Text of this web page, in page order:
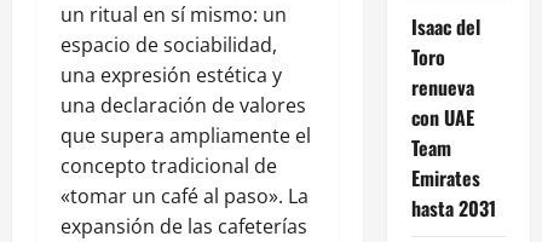
un ritual en sí mismo: un
espacio de sociabilidad,
una expresión estética y
una declaración de valores
que supera ampliamente el
concepto tradicional de
«tomar un café al paso». La
expansión de las cafeterías
Isaac del
Toro
renueva
con UAE
Team
Emirates
hasta 2031